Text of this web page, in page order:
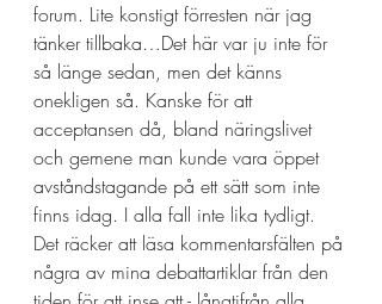
forum. Lite konstigt förresten när jag
tänker tillbaka…Det här var ju inte för
så länge sedan, men det känns
onekligen så. Kanske för att
acceptansen då, bland näringslivet
och gemene man kunde vara öppet
avståndstagande på ett sätt som inte
finns idag. I alla fall inte lika tydligt.
Det räcker att läsa kommentarsfälten på
några av mina debattartiklar från den